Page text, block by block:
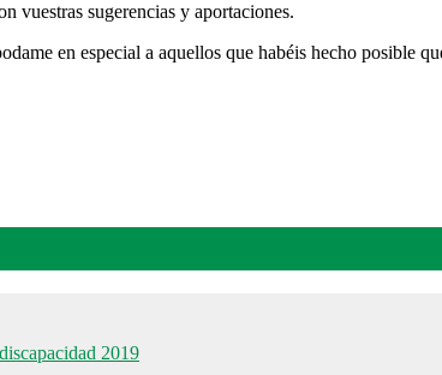
vuestras sugerencias y aportaciones.
en especial a aquellos que habéis hecho posible
2019